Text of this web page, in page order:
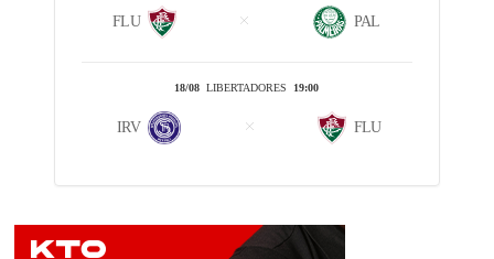
FLU PAL
18/08 LIBERTADORES 19:00
IRV FLU